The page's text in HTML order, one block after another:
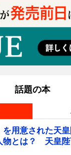
話題の本
用意された天皇
物とは？ 天皇陛